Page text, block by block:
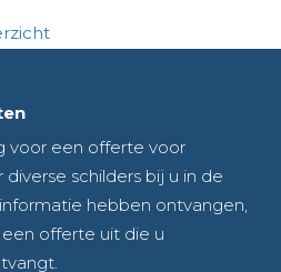
voor een offerte voor
schilders bij u in de
hebben ontvangen,
offerte uit die u